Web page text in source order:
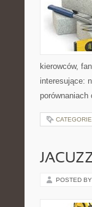
kierowców,
interesujące:
POSTED